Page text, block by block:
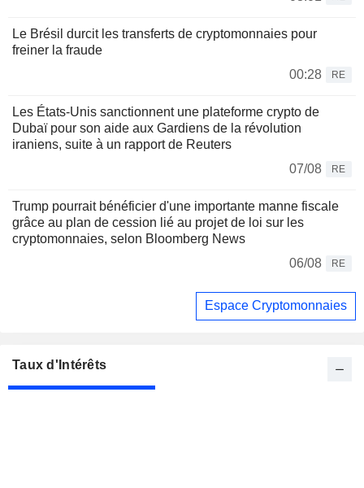
Le Brésil durcit les transferts de cryptomonnaies pour
freiner la fraude
00:28
RE
Les États-Unis sanctionnent une plateforme crypto de
Dubaï pour son aide aux Gardiens de la révolution
iraniens, suite à un rapport de Reuters
07/08
RE
Trump pourrait bénéficier d'une importante manne fiscale
grâce au plan de cession lié au projet de loi sur les
cryptomonnaies, selon Bloomberg News
06/08
RE
Espace Cryptomonnaies
Taux d'Intérêts